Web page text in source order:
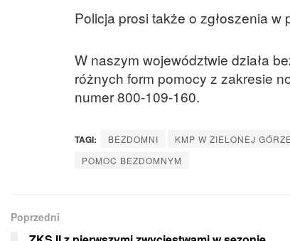
Policja prosi także o zgłoszenia
W naszym województwie działa
różnych form pomocy z zakresie
numer 800-109-160.
TAGI: BEZDOMNI KMP W ZIELONEJ GÓRZE
POMOC BEZDOMNYM
Poprzedni